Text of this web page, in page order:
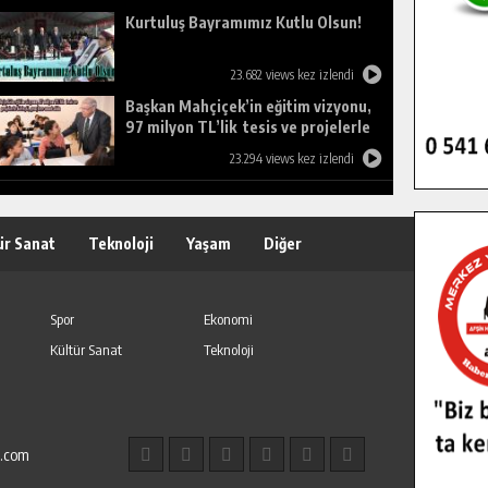
Kurtuluş Bayramımız Kutlu Olsun!
23.682 views kez izlendi
Başkan Mahçiçek’in eğitim vizyonu,
97 milyon TL’lik tesis ve projelerle
23.294 views kez izlendi
Sanat Teknoloji Yaşam Diğer
Spor
Ekonomi
Kültür Sanat
Teknoloji